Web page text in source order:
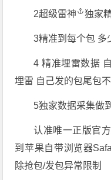
2超级雷神 独家
3精准到每个包 多
4 精准埋雷数据
埋雷 自己发的包尾包
5独家数据采集做
认准唯一正版官
到苹果自带浏览器
除抢包/发包异常限制